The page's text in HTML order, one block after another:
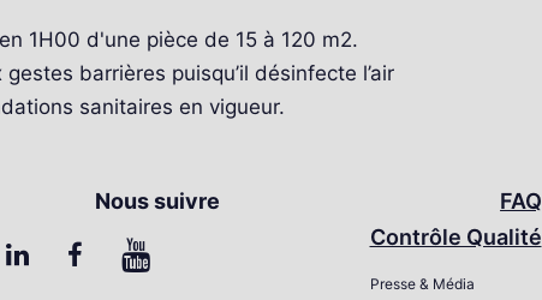
1H00 d'une pièce de 15 à 120 m2.
barrières puisqu’il désinfecte l’air
sanitaires en vigueur.
Nous suivre
FAQ
Contrôle Qualité
Presse & Média